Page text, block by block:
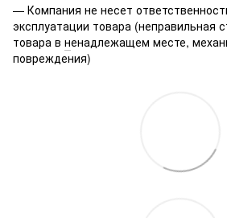
— Компания не несет
эксплуатации товара (неправильная
товара в ненадлежащем месте,
повреждения)